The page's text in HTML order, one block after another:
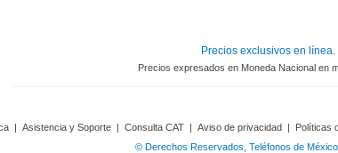
Precios exclusivos en línea.
Precios expresados en Moneda Nacional en
| Asistencia y Soporte | Consulta CAT | Aviso de privacidad | Políticas
© Derechos Reservados, Teléfonos de México